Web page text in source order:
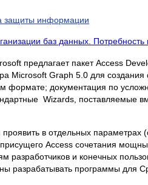
защиты информации
баз данных.
предлагает пакет Access
Microsoft Graph 5.0 для
формате; документация по
Wizards, поставляемые
в отдельных
Access сочетания
разработчиков и конечных
разрабатывать программы для